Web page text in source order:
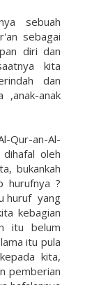
sebuah
sebagai
diri dan
kita
dan
,anak-anak
Qur-an-Al-
oleh
bukankah
hurufnya ?
huruf yang
kebagian
itu belum
itu pula
kita,
pemberian